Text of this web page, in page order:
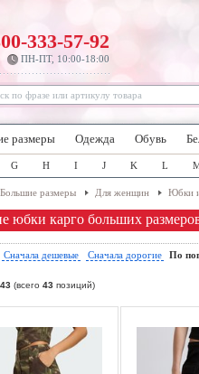
333-57-92
ПН-ПТ, 10:00-18:00
размеры Одежда Обувь
G H I J K L
Большие размеры Для женщин Юбки
юбки карго больших
Сначала дешевые Сначала дорогие По
43 (всего 43 позиций)